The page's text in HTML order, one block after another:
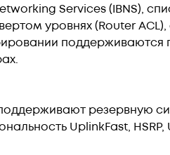
Services (IBNS),
уровнях (Router
поддерживаются
резервную
UplinkFast,